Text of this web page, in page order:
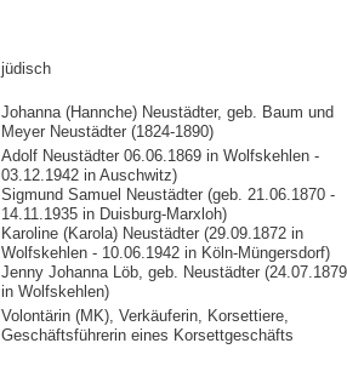
jüdisch
Johanna (Hannche) Neustädter, geb. Baum und
Meyer Neustädter (1824-1890)
Adolf Neustädter 06.06.1869 in Wolfskehlen -
03.12.1942 in Auschwitz)
Sigmund Samuel Neustädter (geb. 21.06.1870 -
14.11.1935 in Duisburg-Marxloh)
Karoline (Karola) Neustädter (29.09.1872 in
Wolfskehlen - 10.06.1942 in Köln-Müngersdorf)
Jenny Johanna Löb, geb. Neustädter (24.07.1879
in Wolfskehlen)
Volontärin (MK), Verkäuferin, Korsettiere,
Geschäftsführerin eines Korsettgeschäfts